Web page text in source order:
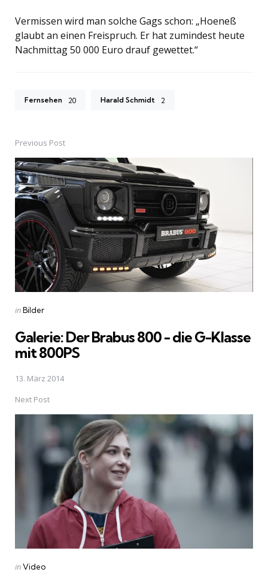
Vermissen wird man solche Gags schon: „Hoeneß
glaubt an einen Freispruch. Er hat zumindest heute
Nachmittag 50 000 Euro drauf gewettet.“
Fernsehen 20 Harald Schmidt 2
Post
navigation
Previous Post
Posted
inBilder
Galerie: Der Brabus 800 - die G-Klasse
mit 800PS
13. März 2014
Next Post
Posted
inVideo